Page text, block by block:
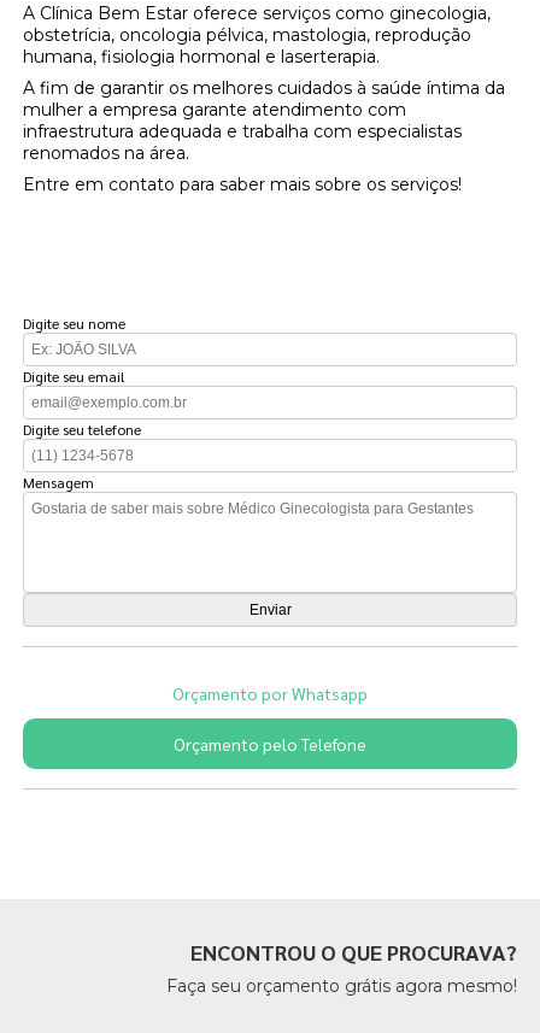
A Clínica Bem Estar oferece serviços como ginecologia,
obstetrícia, oncologia pélvica, mastologia, reprodução
humana, fisiologia hormonal e laserterapia.
A fim de garantir os melhores cuidados à saúde íntima da
mulher a empresa garante atendimento com
infraestrutura adequada e trabalha com especialistas
renomados na área.
Entre em contato para saber mais sobre os serviços!
Digite seu nome
Digite seu email
Digite seu telefone
Mensagem
Orçamento por Whatsapp
Orçamento pelo Telefone
ENCONTROU O QUE PROCURAVA?
Faça seu orçamento grátis agora mesmo!